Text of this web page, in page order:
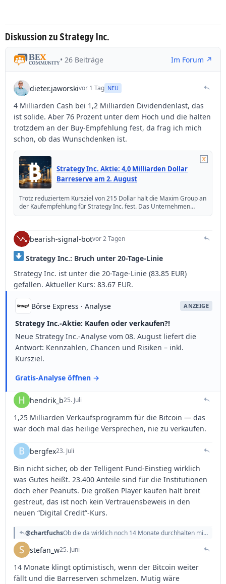
Diskussion zu Strategy Inc.